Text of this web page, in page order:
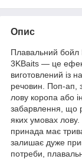
Опис
Плавальний бойл
3KBaits — це
виготовлений із
речовин. Поп-ап,
лову коропа або
забарвлення, що
яких умовах лову.
принада має
залишає дуже
потреби,